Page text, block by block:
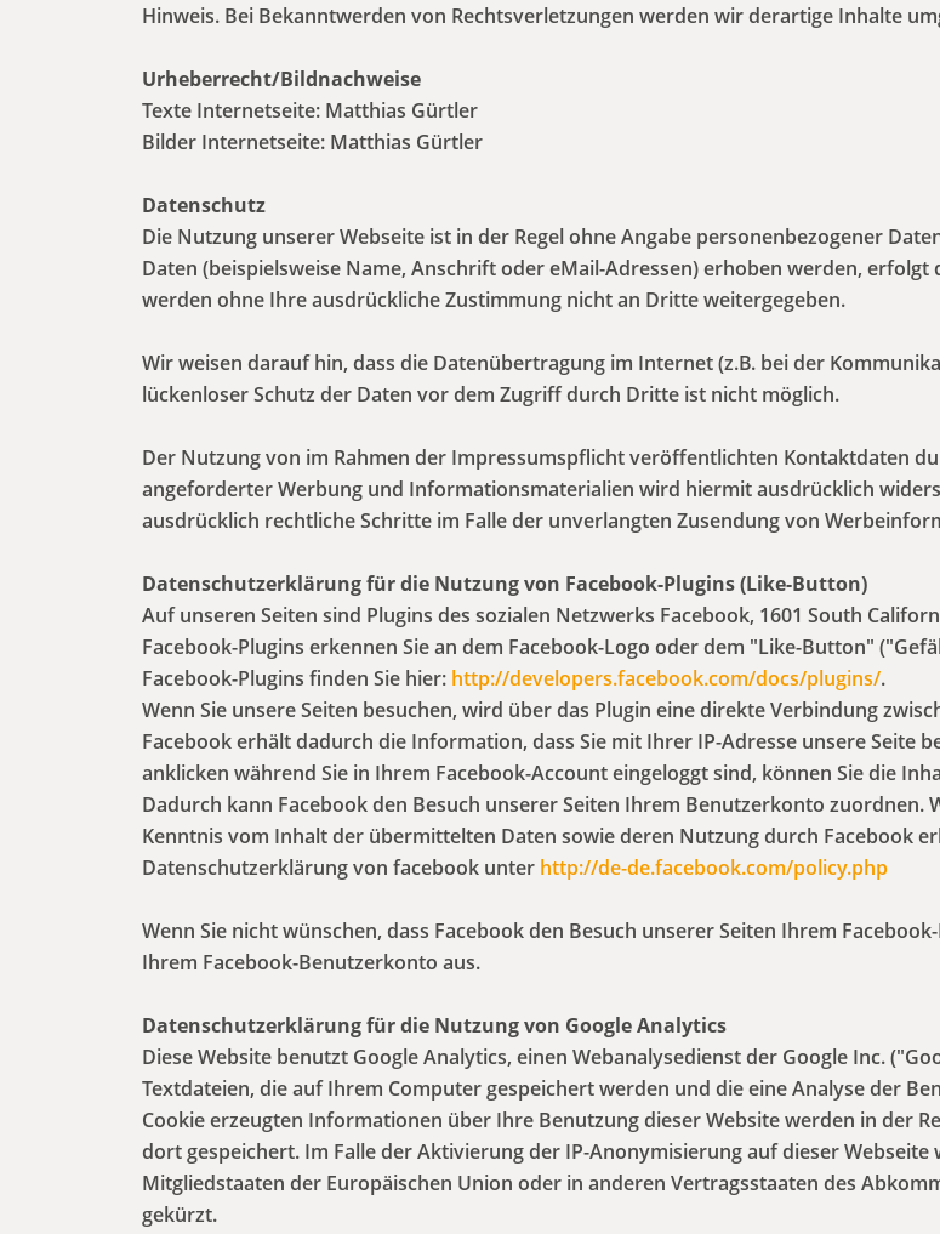
Hinweis. Bei Bekanntwerden von Rechtsverletzungen werden wir derartige Inhalte
Urheberrecht/Bildnachweise
Texte Internetseite: Matthias Gürtler
Bilder Internetseite: Matthias Gürtler
Datenschutz
Die Nutzung unserer Webseite ist in der Regel ohne Angabe personenbezogener
Daten (beispielsweise Name, Anschrift oder eMail-Adressen) erhoben werden,
werden ohne Ihre ausdrückliche Zustimmung nicht an Dritte weitergegeben.
Wir weisen darauf hin, dass die Datenübertragung im Internet (z.B. bei der
lückenloser Schutz der Daten vor dem Zugriff durch Dritte ist nicht möglich.
Der Nutzung von im Rahmen der Impressumspflicht veröffentlichten Kontaktdaten
angeforderter Werbung und Informationsmaterialien wird hiermit ausdrücklich
ausdrücklich rechtliche Schritte im Falle der unverlangten Zusendung von
Datenschutzerklärung für die Nutzung von Facebook-Plugins (Like-Button)
Auf unseren Seiten sind Plugins des sozialen Netzwerks Facebook, 1601 South
Facebook-Plugins erkennen Sie an dem Facebook-Logo oder dem "Like-Button"
Facebook-Plugins finden Sie hier: http://developers.facebook.com/docs/plugins/.
Wenn Sie unsere Seiten besuchen, wird über das Plugin eine direkte Verbindung
Facebook erhält dadurch die Information, dass Sie mit Ihrer IP-Adresse unsere Seite
anklicken während Sie in Ihrem Facebook-Account eingeloggt sind, können Sie die
Dadurch kann Facebook den Besuch unserer Seiten Ihrem Benutzerkonto zuordnen.
Kenntnis vom Inhalt der übermittelten Daten sowie deren Nutzung durch Facebook
Datenschutzerklärung von facebook unter http://de-de.facebook.com/policy.php
Wenn Sie nicht wünschen, dass Facebook den Besuch unserer Seiten Ihrem
Ihrem Facebook-Benutzerkonto aus.
Datenschutzerklärung für die Nutzung von Google Analytics
Diese Website benutzt Google Analytics, einen Webanalysedienst der Google Inc.
Textdateien, die auf Ihrem Computer gespeichert werden und die eine Analyse der
Cookie erzeugten Informationen über Ihre Benutzung dieser Website werden in der
dort gespeichert. Im Falle der Aktivierung der IP-Anonymisierung auf dieser
Mitgliedstaaten der Europäischen Union oder in anderen Vertragsstaaten des
gekürzt.